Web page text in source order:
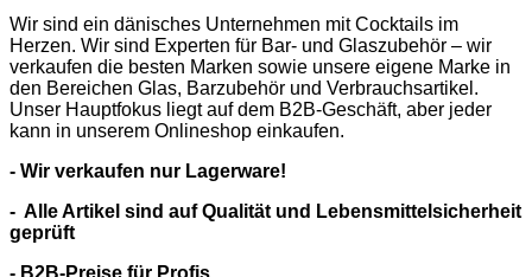
Wir sind ein dänisches Unternehmen mit Cocktails im
Herzen. Wir sind Experten für Bar- und Glaszubehör – wir
verkaufen die besten Marken sowie unsere eigene Marke in
den Bereichen Glas, Barzubehör und Verbrauchsartikel.
Unser Hauptfokus liegt auf dem B2B-Geschäft, aber jeder
kann in unserem Onlineshop einkaufen.
- Wir verkaufen nur Lagerware!
- Alle Artikel sind auf Qualität und Lebensmittelsicherheit
geprüft
- B2B-Preise für Profis